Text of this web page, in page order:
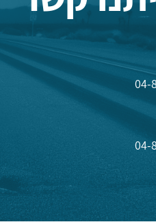
04-
04-